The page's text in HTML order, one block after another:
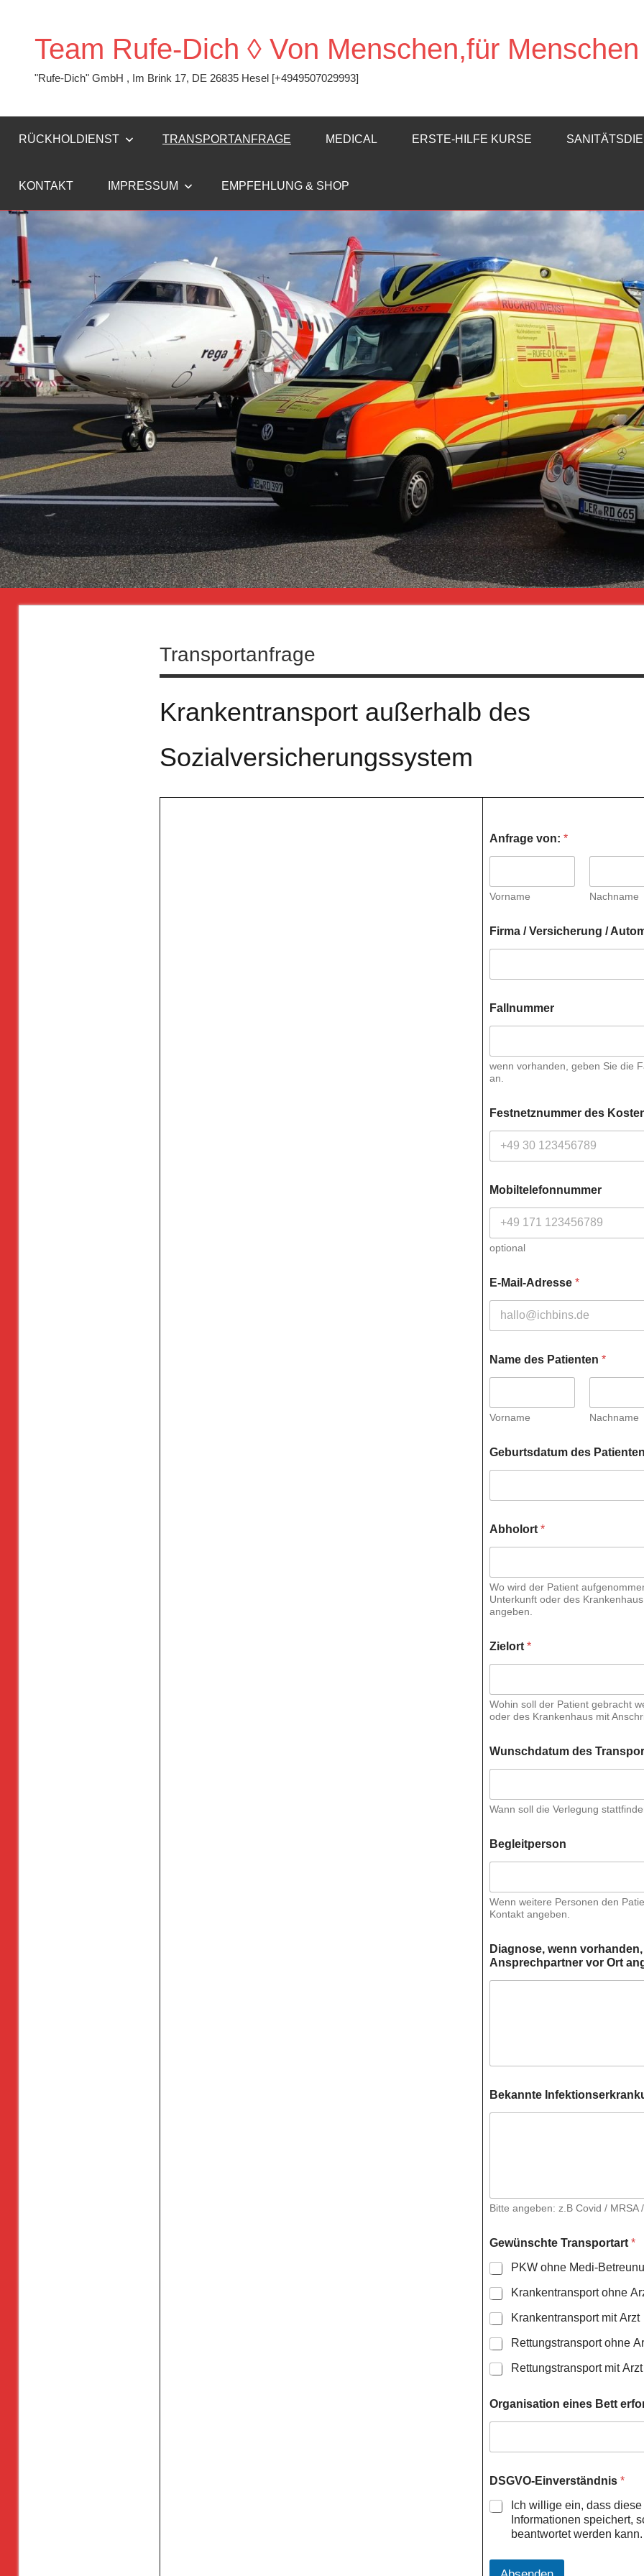
Team Rufe-Dich ◊ Von Menschen,für Menschen
"Rufe-Dich" GmbH , Im Brink 17, DE 26835 Hesel [+4949507029993]
RÜCKHOLDIENST TRANSPORTANFRAGE MEDICAL ERSTE-HILFE KURSE
KONTAKT IMPRESSUM EMPFEHLUNG & SHOP
Transportanfrage
Krankentransport außerhalb des
Sozialversicherungssystem
Anfrage von: *
Vorname Nachname
Firma / Versicherung /
Fallnummer
wenn vorhanden, geben Sie die
an.
Festnetznummer des
Mobiltelefonnummer
optional
E-Mail-Adresse *
Name des Patienten *
Vorname Nachname
Geburtsdatum des Patienten
Abholort *
Wo wird der Patient
Unterkunft oder des
angeben.
Zielort *
Wohin soll der Patient gebracht
oder des Krankenhaus mit
Wunschdatum des
Wann soll die Verlegung
Begleitperson
Wenn weitere Personen den
Kontakt angeben.
Diagnose, wenn
Ansprechpartner vor Ort
Bekannte
Bitte angeben: z.B Covid / MRSA
r
f
o
r
d
e
r
l
i
n
s
u
s
a
Gewünschte Transportart *
PKW ohne Medi-
Krankentransport ohne
Krankentransport mit Arzt
Rettungstransport ohne
Rettungstransport mit Arzt
Organisation eines Bett
DSGVO-Einverständnis *
Ich willige ein, dass
Informationen speichert,
beantwortet werden kann.